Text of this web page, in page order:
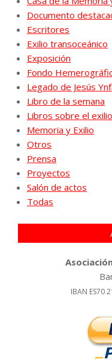
Documento
Escritores
Exilio transoceánico
Exposición
Fondo
Legado de Jesús
Libro de la semana
Libros sobre el exilio
Memoria y Exilio
Otros
Prensa
Proyectos
Salón de actos
Todas
IBAN ES70